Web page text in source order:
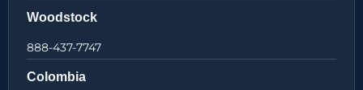
Woodstock
888-437-7747
Colombia